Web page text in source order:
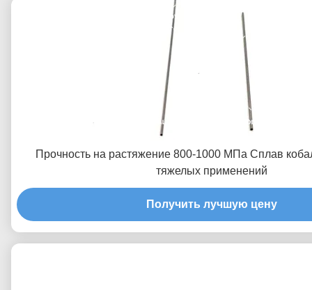
Прочность на растяжение 800-1000 МПа Сплав
тяжелых применений
Получить лучшую цену